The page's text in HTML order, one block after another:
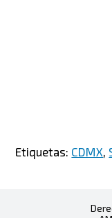
Etiquetas: CDMX,